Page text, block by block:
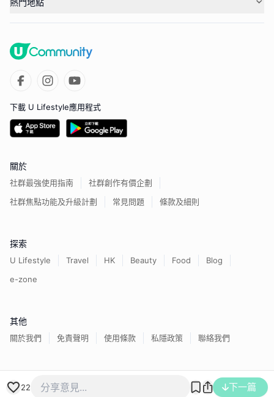
22 下一篇
下載 U Lifestyle應用程式
關於
社群最強使用指南
社群創作有價企劃
社群焦點功能及升級計劃
常見問題 條款及細則
探索
U Lifestyle Travel HK Beauty Food
Blog
e-zone
其他
關於我們 免責聲明 使用條款 私隱政策 聯絡我們
香港經濟日報版權所有©